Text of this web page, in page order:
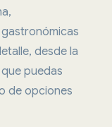
desde la
puedas
de opciones